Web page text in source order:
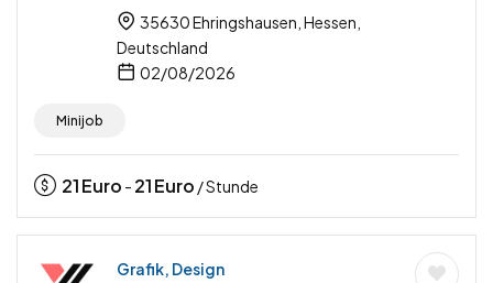
35630 Ehringshausen, Hessen,
Deutschland
02/08/2026
Minijob
21Euro - 21Euro / Stunde
Grafik, Design